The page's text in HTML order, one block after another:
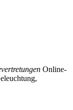
Online-